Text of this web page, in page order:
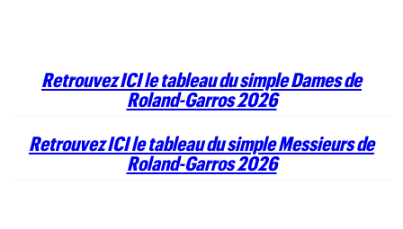
Retrouvez ICI le tableau du simple Dames de
Roland-Garros 2026
Retrouvez ICI le tableau du simple Messieurs de
Roland-Garros 2026